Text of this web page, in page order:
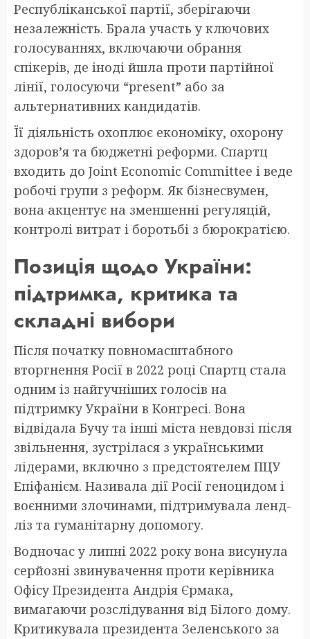
Республіканської партії, зберігаючи
незалежність. Брала участь у ключових
голосуваннях, включаючи обрання
спікерів, де іноді йшла проти партійної
лінії, голосуючи “present” або за
альтернативних кандидатів.
Її діяльність охоплює економіку, охорону
здоров’я та бюджетні реформи. Спартц
входить до Joint Economic Committee і веде
робочі групи з реформ. Як бізнесвумен,
вона акцентує на зменшенні регуляцій,
контролі витрат і боротьбі з бюрократією.
Позиція щодо України:
підтримка, критика та
складні вибори
Після початку повномасштабного
вторгнення Росії в 2022 році Спартц стала
одним із найгучніших голосів на
підтримку України в Конгресі. Вона
відвідала Бучу та інші міста невдовзі після
звільнення, зустрілася з українськими
лідерами, включно з предстоятелем ПЦУ
Епіфанієм. Називала дії Росії геноцидом і
воєнними злочинами, підтримувала ленд-
ліз та гуманітарну допомогу.
Водночас у липні 2022 року вона висунула
серйозні звинувачення проти керівника
Офісу Президента Андрія Єрмака,
вимагаючи розслідування від Білого дому.
Критикувала президента Зеленського за